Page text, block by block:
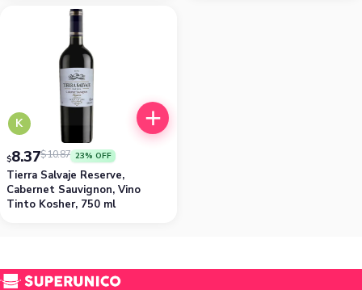
K
Tierra Salvaje Reserve,
Cabernet Sauvignon, Vino
Tinto Kosher, 750 ml
$10.87
$8.37 23% OFF